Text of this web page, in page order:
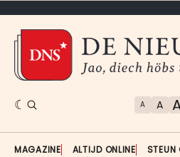
A A
MAGAZINE ALTIJD ONLINE STEUN